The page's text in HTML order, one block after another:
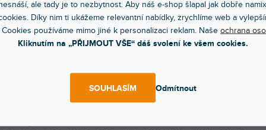
ale tady je to nezbytnost. Aby náš e-shop šlapal jak dobře
Díky nim ti ukážeme relevantní nabídky, zrychlíme web a
používáme mimo jiné k personalizaci reklam. Naše ochrana
Kliknutím na „PŘIJMOUT VŠE“ dáš svolení ke všem cookies.
Odmítnout
SOUHLASÍM
dostatek kapacity pro praktické využití a prodlužuje se
údaje:
142 x 85 x 25 mm